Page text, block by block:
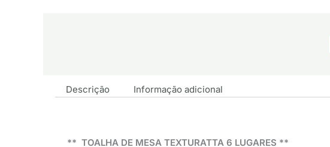
Descrição Informação adicional
** TOALHA DE MESA TEXTURATTA 6 LUGARES **